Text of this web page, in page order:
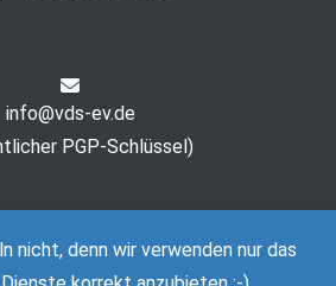
info@vds-ev.de
PGP-Schlüssel)
nicht, denn wir verwenden nur das